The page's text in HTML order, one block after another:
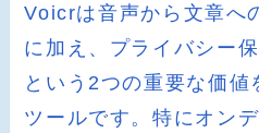
Voicrは音声から文章へ
に加え、プライバシー
という2つの重要な価値
ツールです。特にオン